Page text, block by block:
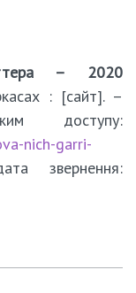
– 2020
: [сайт]. –
доступу:
nich-garri-
звернення: